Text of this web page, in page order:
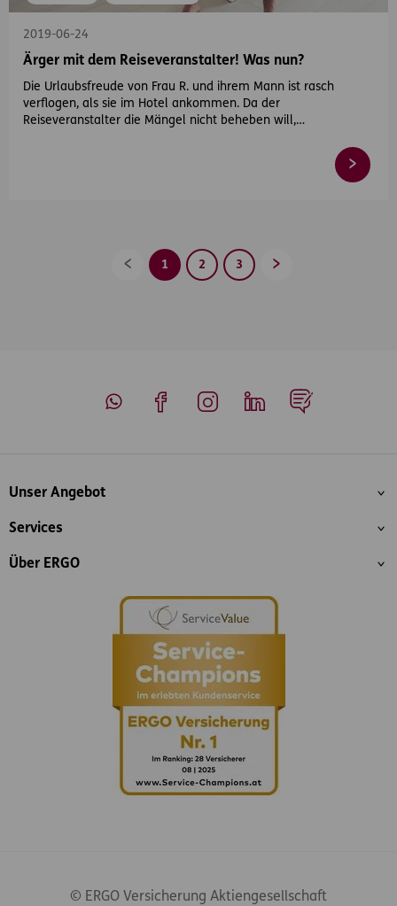
2019-06-24
Ärger mit dem Reiseveranstalter! Was nun?
Die Urlaubsfreude von Frau R. und ihrem Mann ist rasch
verflogen, als sie im Hotel ankommen. Da der
Reiseveranstalter die Mängel nicht beheben will,…
Zurück1 2 3 Vorwärts
Inhaltsübersicht
Unser Angebot
Services
Über ERGO
© ERGO Versicherung Aktiengesellschaft